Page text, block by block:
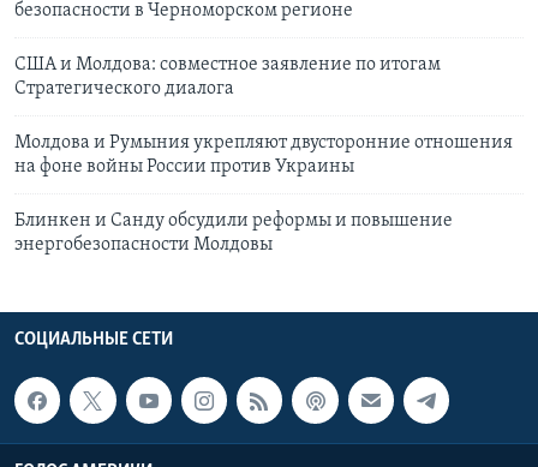
безопасности в Черноморском регионе
США и Молдова: совместное заявление по итогам
Стратегического диалога
Молдова и Румыния укрепляют двусторонние отношения
на фоне войны России против Украины
Блинкен и Санду обсудили реформы и повышение
энергобезопасности Молдовы
СОЦИАЛЬНЫЕ СЕТИ